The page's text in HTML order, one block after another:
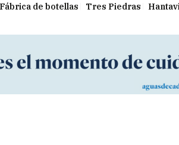
Fábrica de botellas Tres Piedras